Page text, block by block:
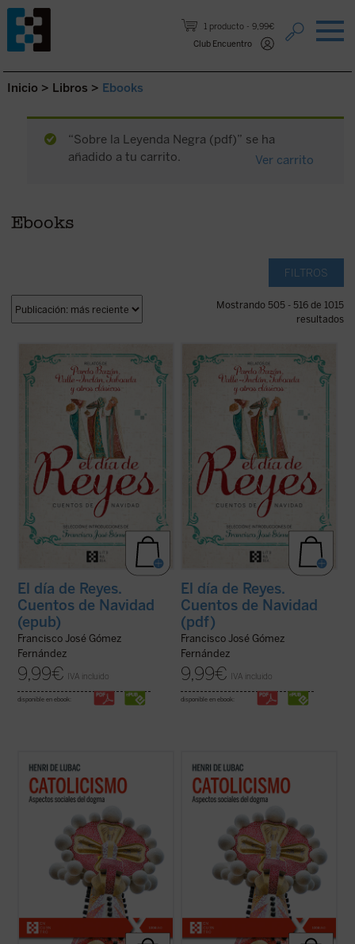
1 producto
9,99€
Club Encuentro
Saltar al contenido.
Inicio > Libros > Ebooks
“Sobre la Leyenda Negra (pdf)” se ha
añadido a tu carrito.
Ver carrito
Ebooks
FILTROS
Mostrando 505 - 516 de 1015
resultados
En la selección de relatos que aquí se
ofrece, algunos de los mejores de nuestra
literatura han narrado con maestría la
realidad de la España de su tiempo, pero
también la misericordia y la esperanza
propias de la celebración de la de ...
El día de Reyes.
Cuentos de Navidad
(epub)
Francisco José Gómez
Fernández
9,99€ IVA incluido
disponible en ebook:
En la selección de relatos que aquí se
ofrece, algunos de los mejores de nuestra
literatura han narrado con maestría la
realidad de la España de su tiempo, pero
también la misericordia y la esperanza
propias de la celebración de la de ...
El día de Reyes.
Cuentos de Navidad
(pdf)
Francisco José Gómez
Fernández
9,99€ IVA incluido
disponible en ebook:
En este gran clásico, de carácter
programático, del padre De Lubac se
perfilan los dos rasgos esenciales de la
realidadcatólica. Por un lado, la dimensión
«social» --la solidaridad universal como
acontecimiento salvífico de la ...
En este gran clásico, de carácter
programático, del padre De Lubac se
perfilan los dos rasgos esenciales de la
realidadcatólica. Por un lado, la dimensión
«social» --la solidaridad universal como
acontecimiento salvífico de la ...